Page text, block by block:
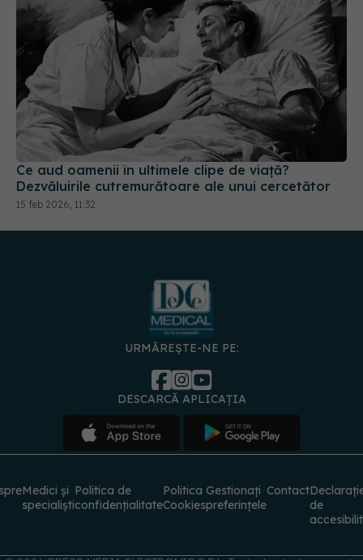
Ce aud oamenii în ultimele clipe de viață?
Dezvăluirile cutremurătoare ale unui cercetător
15 feb 2026, 11:32
URMĂREȘTE-NE PE:
DESCARCĂ APLICAȚIA
Politica de
confidențialitate
Cookies
Gestionați
preferințele
© 2026 PRESS MEDIA ELECTRONIC S.R.L. Toate drepturile rezervate